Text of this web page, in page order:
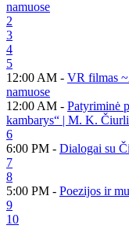
namuose
2
3
4
5
12:00 AM - VR filmas
namuose
12:00 AM - Patyriminė
kambarys“ | M. K.
6
6:00 PM - Dialogai su
7
8
5:00 PM - Poezijos ir
9
10